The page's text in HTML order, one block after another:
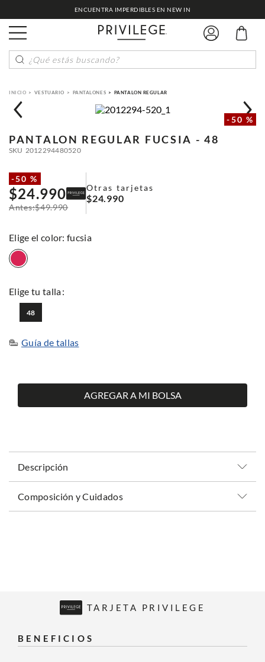
ENCUENTRA IMPERDIBLES EN NEW IN
¿Qué estás buscando?
VESTUARIO PANTALONES PANTALON REGULAR
-50 %
PANTALON REGULAR FUCSIA - 48
SKU 2012294480520
-50 %
$24.990
$49.990
Otras tarjetas
$24.990
: fucsia
48
Guía de tallas
AGREGAR A MI BOLSA
Descripción
Composición y Cuidados
TARJETA PRIVILEGE
BENEFICIOS